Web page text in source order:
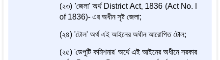
(২৩) 'জেলা' অর্থ District Act, 1836 (Act No. I
of 1836)- এর অধীন সৃষ্ট জেলা;
(২৪) 'টোল' অর্থ এই আইনের অধীন আরোপিত টোল;
(২৫) 'ডেপুটি কমিশনার' অর্থে এই আইনের অধীনে সরকার